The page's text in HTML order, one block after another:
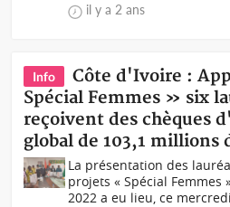
il y a 2 ans
Info
Côte d'Ivoire :
Spécial Femmes » six
reçoivent des chèques
global de 103,1 millions
La présentation des
projets « Spécial Femmes
2022 a eu lieu, ce